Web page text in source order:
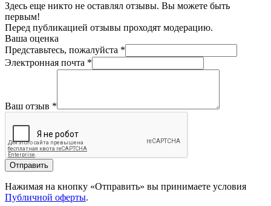
Здесь еще никто не оставлял отзывы. Вы можете быть
первым!
Перед публикацией отзывы проходят модерацию.
Ваша оценка
Представьтесь, пожалуйста *
Электронная почта *
Ваш отзыв *
Отправить
Нажимая на кнопку «Отправить» вы принимаете условия
Публичной оферты.